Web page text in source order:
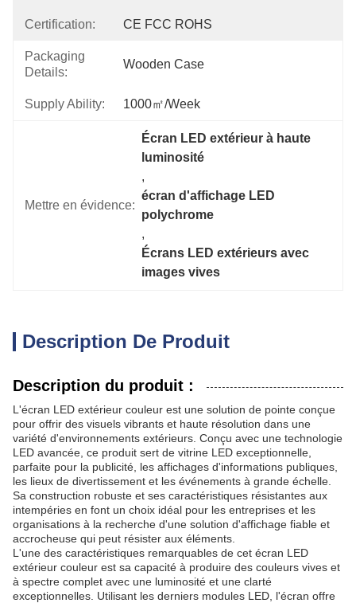
Certification: CE FCC ROHS
Packaging
Details:
Wooden Case
Supply Ability: 1000㎡/week
Mettre en évidence:
Écran LED extérieur à haute
luminosité
,
écran d'affichage LED
polychrome
,
Écrans LED extérieurs avec
images vives
Description De Produit
Description du produit :
L'écran LED extérieur couleur est une solution de pointe conçue
pour offrir des visuels vibrants et haute résolution dans une
variété d'environnements extérieurs. Conçu avec une technologie
LED avancée, ce produit sert de vitrine LED exceptionnelle,
parfaite pour la publicité, les affichages d'informations publiques,
les lieux de divertissement et les événements à grande échelle.
Sa construction robuste et ses caractéristiques résistantes aux
intempéries en font un choix idéal pour les entreprises et les
organisations à la recherche d'une solution d'affichage fiable et
accrocheuse qui peut résister aux éléments.
L'une des caractéristiques remarquables de cet écran LED
extérieur couleur est sa capacité à produire des couleurs vives et
à spectre complet avec une luminosité et une clarté
exceptionnelles. Utilisant les derniers modules LED, l'écran offre